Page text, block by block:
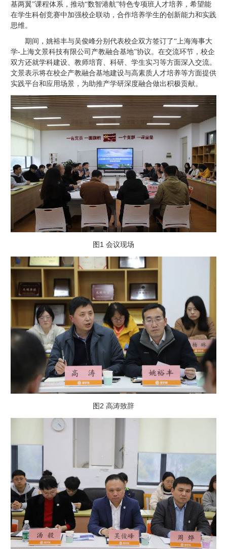
基两翼”课程体系，推动“数智港航”特色专项班人才培养，希望能
在学生科创竞赛中加强校企联动，合作培养学生的创新能力和实践
思维。
期间，姚裕丰与吴俊峰分别代表校企双方签订了“上海海事大
学-上海文景科技有限公司产教融合基地”协议。在交流环节，校企
双方还就学科建设、教师培育、科研、学生实习等方面深入交流。
文景表示将在校企产教融合基地建设与高素质人才培养等方面提供
实践平台和应用场景，为助推产学研深度融合做出积极贡献。
图1 会议现场
图2 高涛致辞